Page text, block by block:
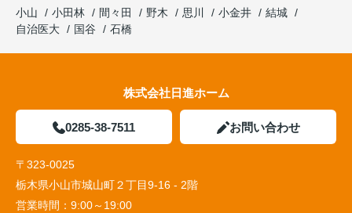
小山
小田林 間々田 野木 思川 小金井
結城
自治医大
国谷 石橋
株式会社日進ホーム
0285-38-7511 お問い合わせ
〒323-0025
栃木県小山市城山町２丁目9-16 - 2階
営業時間： 9:00～19:00